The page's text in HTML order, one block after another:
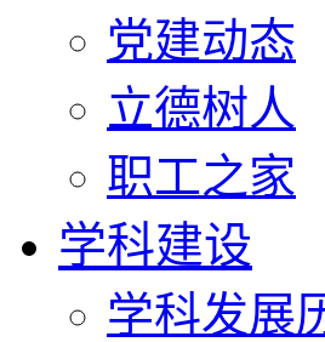
党建动态
立德树人
职工之家
学科建设
学科发展